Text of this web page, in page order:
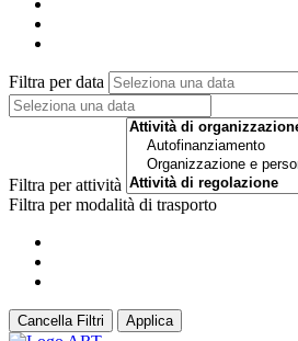
Filtra per data
Filtra per attività
Filtra per modalità di trasporto
Cancella Filtri Applica